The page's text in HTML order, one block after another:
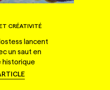
CRÉATIVITÉ
lancent
un saut en
historique